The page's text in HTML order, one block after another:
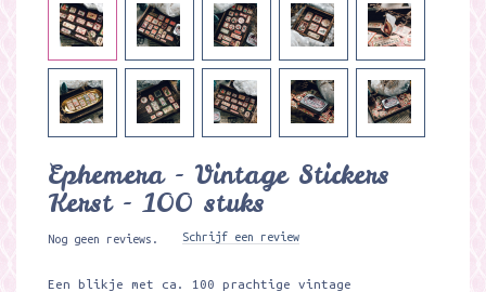
Ephemera - Vintage Stickers
Kerst - 100 stuks
Nog geen reviews. Schrijf een review
Een blikje met ca. 100 prachtige vintage